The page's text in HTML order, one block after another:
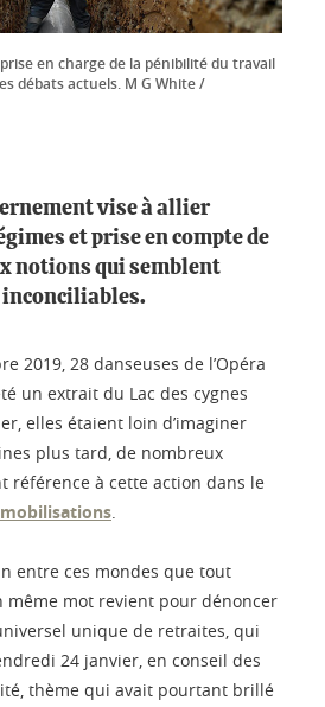
en charge de la pénibilité du travail
débats actuels. M G White /
vise à allier
et prise en compte de
notions qui semblent
2019, 28 danseuses de l’Opéra
un extrait du Lac des cygnes
elles étaient loin d’imaginer
plus tard, de nombreux
référence à cette action dans le
.
entre ces mondes que tout
même mot revient pour dénoncer
unique de retraites, qui
24 janvier, en conseil des
thème qui avait pourtant brillé